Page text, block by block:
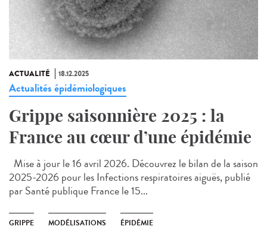
ACTUALITÉ 18.12.2025
Actualités épidémiologiques
Grippe saisonnière 2025 : la
France au cœur d’une épidémie
Mise à jour le 16 avril 2026. Découvrez le bilan de la saison
2025-2026 pour les Infections respiratoires aiguës, publié
par Santé publique France le 15...
GRIPPE MODÉLISATIONS ÉPIDÉMIE